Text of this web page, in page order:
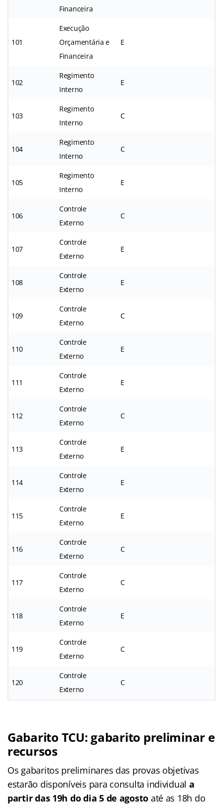
Financeira
101
Execução
Orçamentária e
Financeira
E
102
Regimento
Interno
E
103
Regimento
Interno
C
104
Regimento
Interno
C
105
Regimento
Interno
E
106
Controle
Externo
C
107
Controle
Externo
E
108
Controle
Externo
E
109
Controle
Externo
C
110
Controle
Externo
E
111
Controle
Externo
E
112
Controle
Externo
C
113
Controle
Externo
E
114
Controle
Externo
E
115
Controle
Externo
E
116
Controle
Externo
C
117
Controle
Externo
C
118
Controle
Externo
E
119
Controle
Externo
C
120
Controle
Externo
C
Gabarito TCU: gabarito preliminar e
recursos
Os gabaritos preliminares das provas objetivas
estarão disponíveis para consulta individual a
partir das 19h do dia 5 de agosto até as 18h do